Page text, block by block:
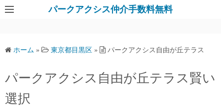
パークアクシス仲介手数料無料
ホーム » 東京都目黒区 » パークアクシス自由が丘テラス
パークアクシス自由が丘テラス賢い
選択